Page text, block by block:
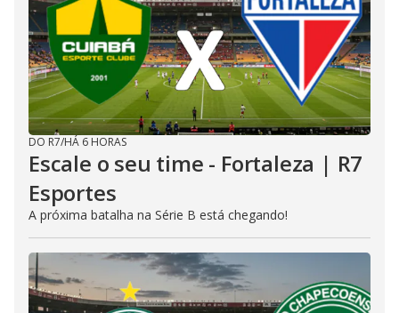
DO R7/HÁ 6 HORAS
Escale o seu time - Fortaleza | R7
Esportes
A próxima batalha na Série B está chegando!